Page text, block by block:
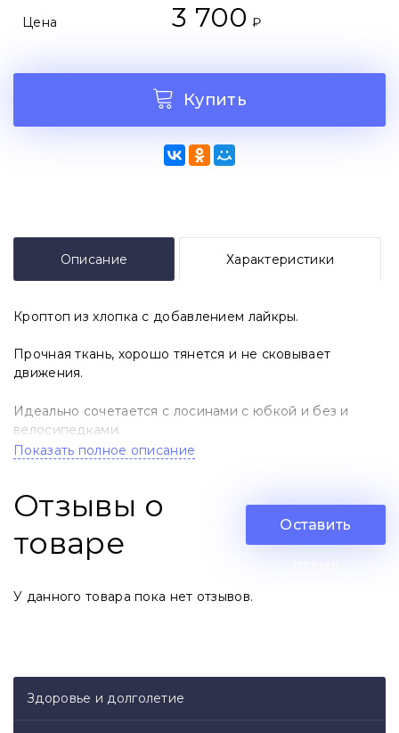
Здоровье и долголетие
Цена 3 700 ₽
Купить
Описание Характеристики
Кроптоп из хлопка с добавлением лайкры.
Прочная ткань, хорошо тянется и не сковывает
движения.
Идеально сочетается с лосинами с юбкой и без и
велосипедками.
Свой Размер укажите в комментариях
Отшивается под заказ 3-5 дней
Показать полное описание
Отзывы о
товаре
Оставить
У данного товара пока нет отзывов.